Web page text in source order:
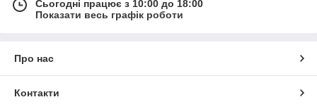
Сьогодні працює з 10:00 до 18:00
Показати весь графік роботи
Про нас
Контакти